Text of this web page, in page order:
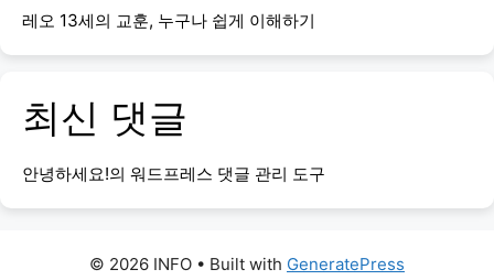
레오 13세의 교훈, 누구나 쉽게 이해하기
최신 댓글
안녕하세요!의 워드프레스 댓글 관리 도구
© 2026 INFO • Built with GeneratePress